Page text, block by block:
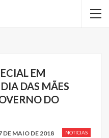
EM
DAS MÃES
DO
NOTICIAS
DE MAIO DE 2018